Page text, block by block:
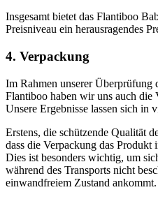
Insgesamt bietet das Flantiboo
Preisniveau ein herausragendes
4. Verpackung
Im Rahmen unserer Überprüfung
Flantiboo haben wir uns auch die
Unsere Ergebnisse lassen sich in
Erstens, die schützende Qualität
dass die Verpackung das Produkt
Dies ist besonders wichtig, um
während des Transports nicht
einwandfreiem Zustand ankommt.